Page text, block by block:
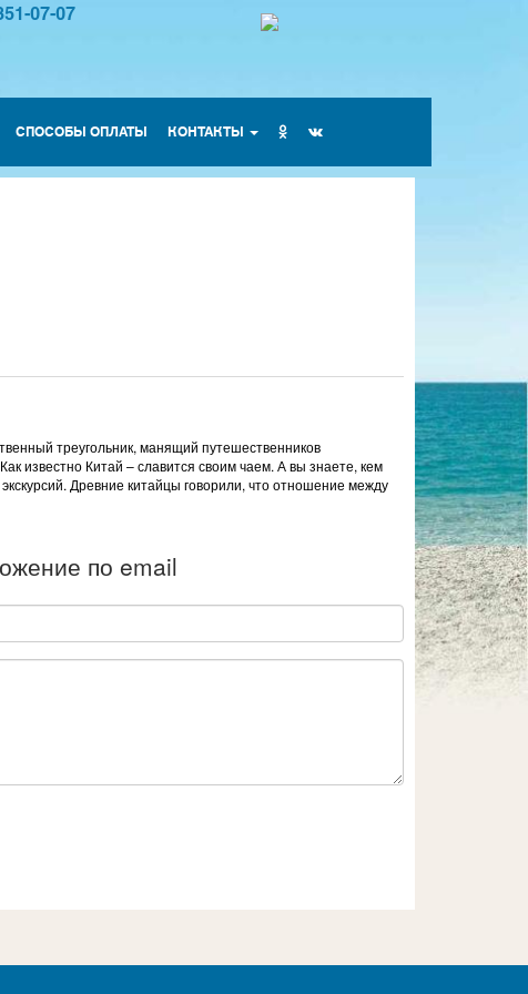
07-07
СПОСОБЫ ОПЛАТЫ КОНТАКТЫ
треугольник, манящий путешественников
известно Китай – славится своим чаем. А вы знаете, кем
Древние китайцы говорили, что отношение между
по email